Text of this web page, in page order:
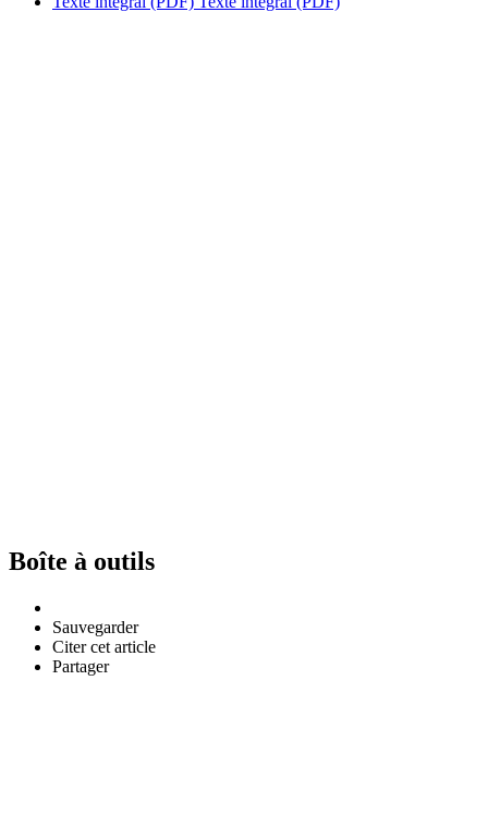
Boîte à outils
Sauvegarder
Citer cet article
Partager